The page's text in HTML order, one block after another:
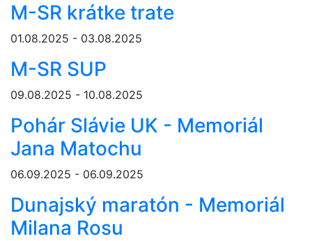
M-SR krátke trate
01.08.2025 - 03.08.2025
M-SR SUP
09.08.2025 - 10.08.2025
Pohár Slávie UK - Memoriál
Jana Matochu
06.09.2025 - 06.09.2025
Dunajský maratón - Memoriál
Milana Rosu